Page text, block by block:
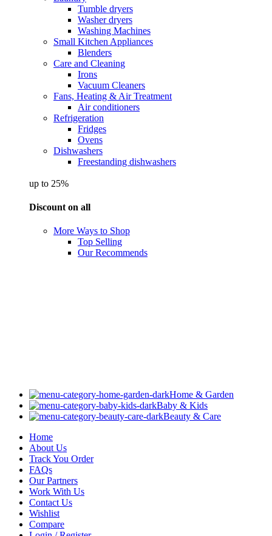
Tumble dryers
Washer dryers
Washing Machines
Small Kitchen Appliances
Blenders
Care and Cleaning
Irons
Vacuum Cleaners
Fans, Heating & Air Treatment
Air conditioners
Refrigeration
Fridges
Ovens
Dishwashers
Freestanding dishwashers
up to 25%
Discount on all
More Ways to Shop
Top Selling
Our Recommends
Home & Garden
Baby & Kids
Beauty & Care
Home
About Us
Track You Order
FAQs
Our Partners
Work With Us
Contact Us
Wishlist
Compare